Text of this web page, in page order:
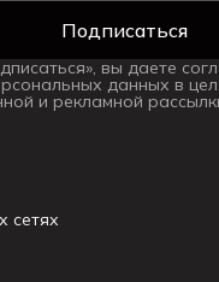
Подписаться
вы даете
данных в
и рекламной
сетях